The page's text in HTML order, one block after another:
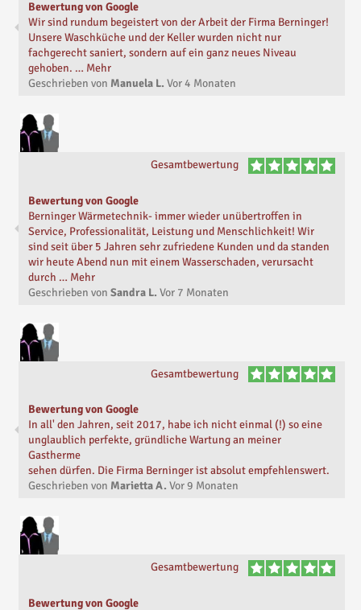
Bewertung von Google
Wir sind rundum begeistert von der Arbeit der Firma Berninger!
Unsere Waschküche und der Keller wurden nicht nur
fachgerecht saniert, sondern auf ein ganz neues Niveau
gehoben. … Mehr
Geschrieben von Manuela L. Vor4 Monaten
Gesamtbewertung
Bewertung von Google
Berninger Wärmetechnik- immer wieder unübertroffen in
Service, Professionalität, Leistung und Menschlichkeit! Wir
sind seit über 5 Jahren sehr zufriedene Kunden und da standen
wir heute Abend nun mit einem Wasserschaden, verursacht
durch … Mehr
Geschrieben von Sandra L. Vor 7 Monaten
Gesamtbewertung
Bewertung von Google
In all' den Jahren, seit 2017, habe ich nicht einmal (!) so eine
unglaublich perfekte, gründliche Wartung an meiner
Gastherme
sehen dürfen. Die Firma Berninger ist absolut empfehlenswert.
Geschrieben von Marietta A. Vor9 Monaten
Gesamtbewertung
Bewertung von Google